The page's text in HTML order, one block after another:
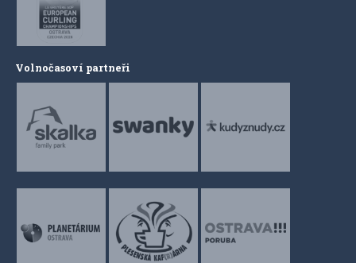
Volnočasoví partneři